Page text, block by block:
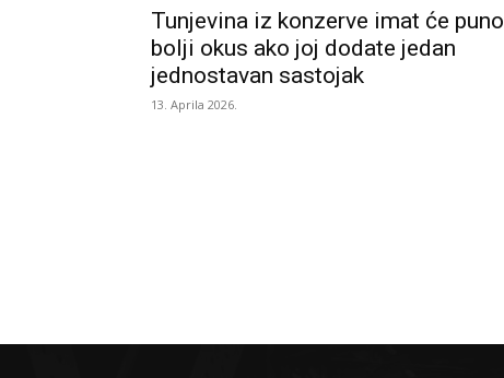
Tunjevina iz konzerve imat će puno
bolji okus ako joj dodate jedan
jednostavan sastojak
13. Aprila 2026.